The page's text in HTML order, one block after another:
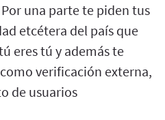
una parte te piden tus
etcétera del país que
eres tú y además te
verificación externa,
de usuarios